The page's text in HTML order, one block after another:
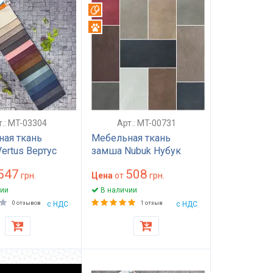
MT-03304
ткань
Вертус
waterpoof
дивана
450
грн.
0 отзывов с НДС
Арт.: MT-00731
Мебельная ткань
замша Nubuk Нубук
износостойкая 100000
циклов Martindale для
дивана кресла
кухонного уголка
плотность 500 г/м²
Антикоготь
Цена от 508 грн.
В наличии
1 отзыв с НДС